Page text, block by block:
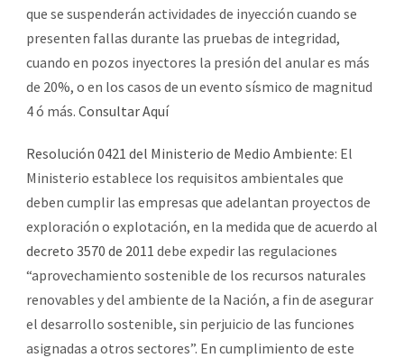
que se suspenderán actividades de inyección cuando se
presenten fallas durante las pruebas de integridad,
cuando en pozos inyectores la presión del anular es más
de 20%, o en los casos de un evento sísmico de magnitud
4 ó más. Consultar Aquí
Resolución 0421 del Ministerio de Medio Ambiente: El
Ministerio establece los requisitos ambientales que
deben cumplir las empresas que adelantan proyectos de
exploración o explotación, en la medida que de acuerdo al
decreto 3570 de 2011 debe expedir las regulaciones
“aprovechamiento sostenible de los recursos naturales
renovables y del ambiente de la Nación, a fin de asegurar
el desarrollo sostenible, sin perjuicio de las funciones
asignadas a otros sectores”. En cumplimiento de este